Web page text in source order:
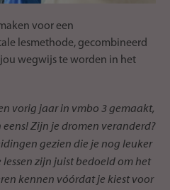
voor een
lesmethode, gecombineerd
wegwijs te worden in het
vorig jaar in vmbo 3 gemaakt,
Zijn je dromen veranderd?
gezien die je nog leuker
zijn juist bedoeld om het
kennen vóórdat je kiest voor